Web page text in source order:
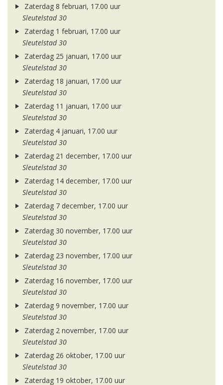
Zaterdag 8 februari, 17.00 uur
Sleutelstad 30
Zaterdag 1 februari, 17.00 uur
Sleutelstad 30
Zaterdag 25 januari, 17.00 uur
Sleutelstad 30
Zaterdag 18 januari, 17.00 uur
Sleutelstad 30
Zaterdag 11 januari, 17.00 uur
Sleutelstad 30
Zaterdag 4 januari, 17.00 uur
Sleutelstad 30
Zaterdag 21 december, 17.00 uur
Sleutelstad 30
Zaterdag 14 december, 17.00 uur
Sleutelstad 30
Zaterdag 7 december, 17.00 uur
Sleutelstad 30
Zaterdag 30 november, 17.00 uur
Sleutelstad 30
Zaterdag 23 november, 17.00 uur
Sleutelstad 30
Zaterdag 16 november, 17.00 uur
Sleutelstad 30
Zaterdag 9 november, 17.00 uur
Sleutelstad 30
Zaterdag 2 november, 17.00 uur
Sleutelstad 30
Zaterdag 26 oktober, 17.00 uur
Sleutelstad 30
Zaterdag 19 oktober, 17.00 uur